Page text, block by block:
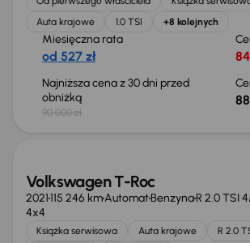
Auta krajowe
1.0 TSI +8 kolejnych
Miesięczna rata
od 527 zł
Najniższa cena z 30 dni przed
obniżką
90 000 zł
Świeżo skupione
Volkswagen T-Roc
2021115 246 kmAutomatBenzynaR 2.0 TSI
4x4
Książka serwisowa Auta krajowe
R 2.0